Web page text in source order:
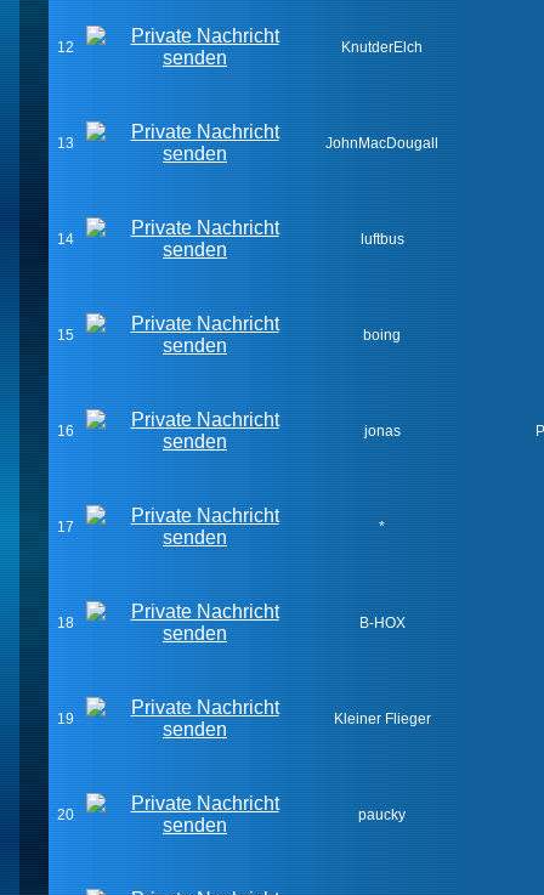
12 KnutderElch
13 JohnMacDougall
14 luftbus
15 boing
16 jonas
17 *
18 B-HOX
19 Kleiner Flieger
20 paucky